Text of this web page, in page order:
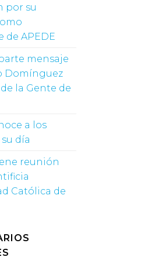
por su
de APEDE
mensaje
Domínguez
la Gente de
a los
día
reunión
Católica de